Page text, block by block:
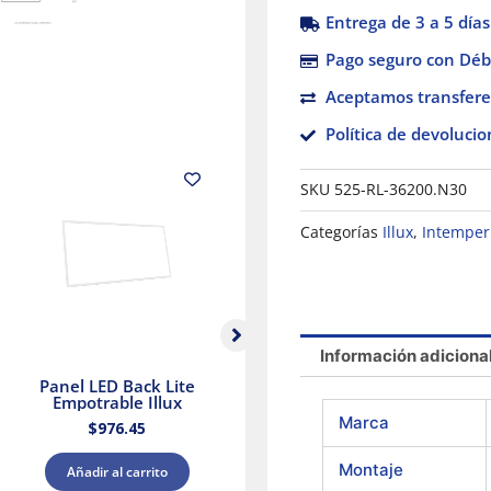
Panel LED Back Lite
Empotrable Illux
$976.45
Añadir al carrito
y Cálida Blanca Illux
426.88
Añadir al carrito
Entrega de 3 a 5 días
Pago seguro con
Aceptamos
Política de
SKU 525-RL-36200.N30
Categorías Illux,
Información
Marca
Montaje